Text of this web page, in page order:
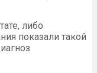
либо
показали такой